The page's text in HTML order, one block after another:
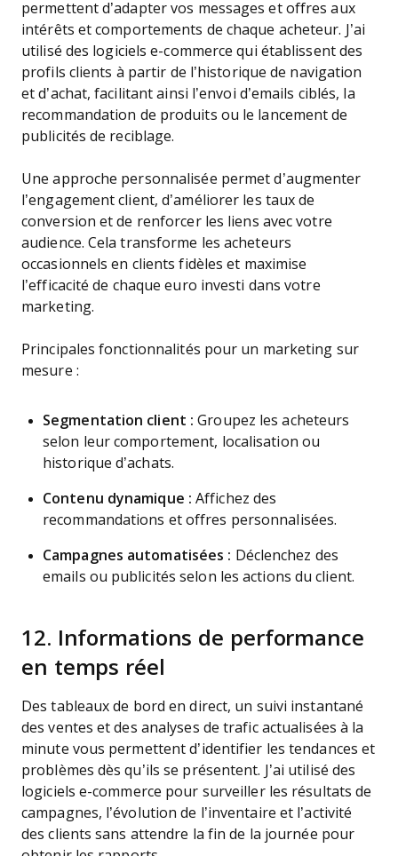
permettent d’adapter vos messages et offres aux
intérêts et comportements de chaque acheteur. J’ai
utilisé des logiciels e-commerce qui établissent des
profils clients à partir de l’historique de navigation
et d’achat, facilitant ainsi l’envoi d’emails ciblés, la
recommandation de produits ou le lancement de
publicités de reciblage.
Une approche personnalisée permet d’augmenter
l’engagement client, d’améliorer les taux de
conversion et de renforcer les liens avec votre
audience. Cela transforme les acheteurs
occasionnels en clients fidèles et maximise
l’efficacité de chaque euro investi dans votre
marketing.
Principales fonctionnalités pour un marketing sur
mesure :
Segmentation client : Groupez les acheteurs
selon leur comportement, localisation ou
historique d’achats.
Contenu dynamique : Affichez des
recommandations et offres personnalisées.
Campagnes automatisées : Déclenchez des
emails ou publicités selon les actions du client.
12. Informations de performance
en temps réel
Des tableaux de bord en direct, un suivi instantané
des ventes et des analyses de trafic actualisées à la
minute vous permettent d’identifier les tendances et
problèmes dès qu’ils se présentent. J’ai utilisé des
logiciels e-commerce pour surveiller les résultats de
campagnes, l’évolution de l’inventaire et l’activité
des clients sans attendre la fin de la journée pour